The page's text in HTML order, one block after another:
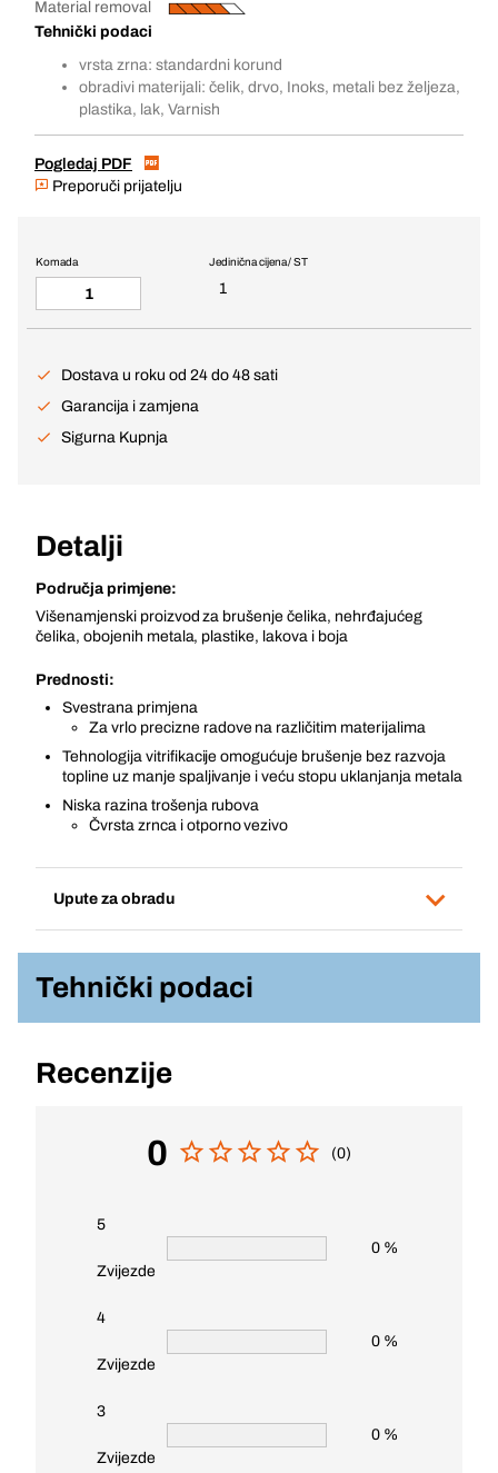
Material removal
Tehnički podaci
vrsta zrna: standardni korund
obradivi materijali: čelik, drvo, Inoks, metali bez željeza,
plastika, lak, Varnish
Pogledaj PDF
Preporuči prijatelju
Jedinična cijena / ST
1
Komada
Dostava u roku od 24 do 48 sati
Garancija i zamjena
Sigurna Kupnja
Detalji
Područja primjene:
Višenamjenski proizvod za brušenje čelika, nehrđajućeg
čelika, obojenih metala, plastike, lakova i boja
Prednosti:
Svestrana primjena
Za vrlo precizne radove na različitim materijalima
Tehnologija vitrifikacije omogućuje brušenje bez razvoja
topline uz manje spaljivanje i veću stopu uklanjanja metala
Niska razina trošenja rubova
Čvrsta zrnca i otporno vezivo
Upute za obradu
Tehnički podaci
Recenzije
0 (0)
5
Zvijezde
0 %
4
Zvijezde
0 %
3
Zvijezde
0 %